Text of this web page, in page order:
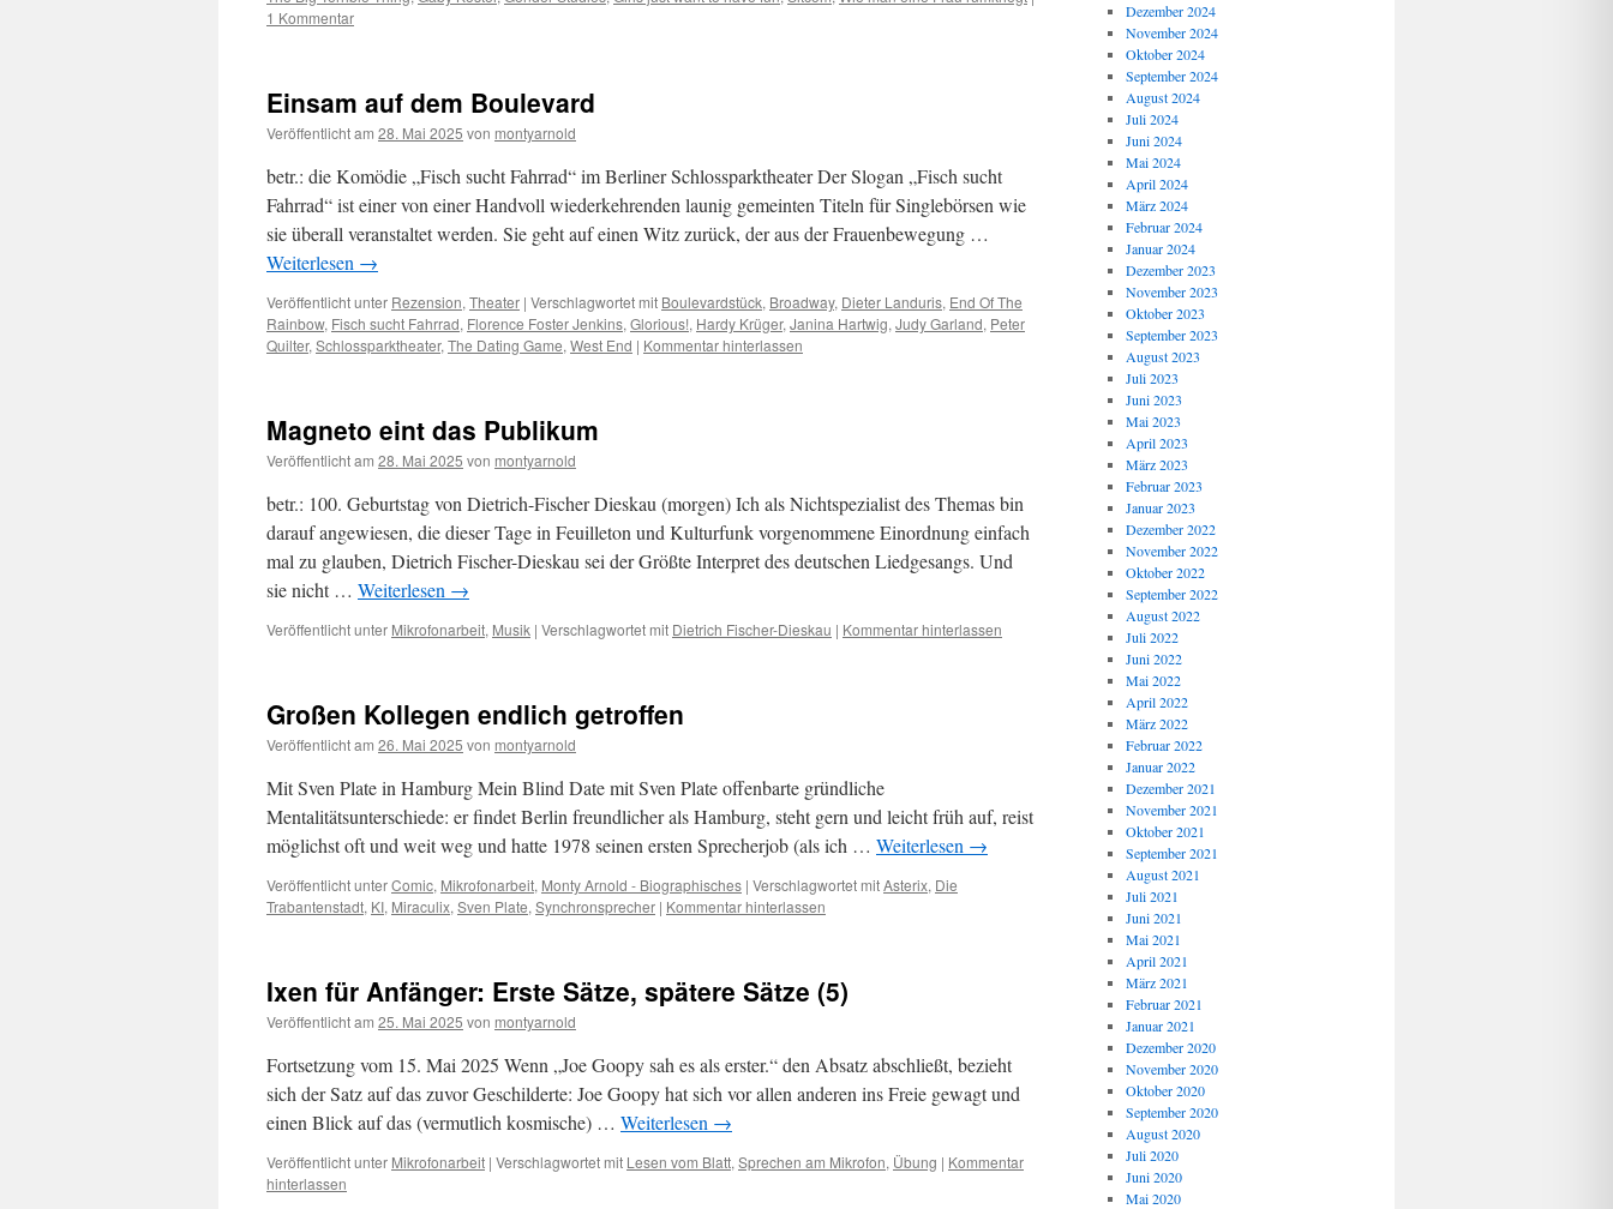
1 Kommentar
Einsam auf dem Boulevard
Veröffentlicht am 28. Mai 2025 von montyarnold
betr.: die Komödie „Fisch sucht Fahrrad“ im Berliner Schlossparktheater Der Slogan „Fisch sucht
Fahrrad“ ist einer von einer Handvoll wiederkehrenden launig gemeinten Titeln für Singlebörsen wie
sie überall veranstaltet werden. Sie geht auf einen Witz zurück, der aus der Frauenbewegung …
Weiterlesen →
Veröffentlicht unter Rezension, Theater | Verschlagwortet mit Boulevardstück, Broadway, Dieter Landuris, End Of The
Rainbow, Fisch sucht Fahrrad, Florence Foster Jenkins, Glorious!, Hardy Krüger, Janina Hartwig, Judy Garland, Peter
Quilter, Schlossparktheater, The Dating Game, West End | Kommentar hinterlassen
Magneto eint das Publikum
Veröffentlicht am 28. Mai 2025 von montyarnold
betr.: 100. Geburtstag von Dietrich-Fischer Dieskau (morgen) Ich als Nichtspezialist des Themas bin
darauf angewiesen, die dieser Tage in Feuilleton und Kulturfunk vorgenommene Einordnung einfach
mal zu glauben, Dietrich Fischer-Dieskau sei der Größte Interpret des deutschen Liedgesangs. Und
sie nicht … Weiterlesen →
Veröffentlicht unter Mikrofonarbeit, Musik | Verschlagwortet mit Dietrich Fischer-Dieskau | Kommentar hinterlassen
Großen Kollegen endlich getroffen
Veröffentlicht am 26. Mai 2025 von montyarnold
Mit Sven Plate in Hamburg Mein Blind Date mit Sven Plate offenbarte gründliche
Mentalitätsunterschiede: er findet Berlin freundlicher als Hamburg, steht gern und leicht früh auf, reist
möglichst oft und weit weg und hatte 1978 seinen ersten Sprecherjob (als ich … Weiterlesen →
Veröffentlicht unterComic, Mikrofonarbeit, Monty Arnold - Biographisches | Verschlagwortet mitAsterix, Die
Trabantenstadt, KI, Miraculix, Sven Plate, Synchronsprecher | Kommentar hinterlassen
Ixen für Anfänger: Erste Sätze, spätere Sätze (5)
Veröffentlicht am 25. Mai 2025 von montyarnold
Fortsetzung vom 15. Mai 2025 Wenn „Joe Goopy sah es als erster.“ den Absatz abschließt, bezieht
sich der Satz auf das zuvor Geschilderte: Joe Goopy hat sich vor allen anderen ins Freie gewagt und
einen Blick auf das (vermutlich kosmische) … Weiterlesen →
Veröffentlicht unter Mikrofonarbeit | Verschlagwortet mit Lesen vom Blatt, Sprechen am Mikrofon, Übung | Kommentar
hinterlassen
Dezember 2024
November 2024
Oktober 2024
September 2024
August 2024
Juli 2024
Juni 2024
Mai 2024
April 2024
März 2024
Februar 2024
Januar 2024
Dezember 2023
November 2023
Oktober 2023
September 2023
August 2023
Juli 2023
Juni 2023
Mai 2023
April 2023
März 2023
Februar 2023
Januar 2023
Dezember 2022
November 2022
Oktober 2022
September 2022
August 2022
Juli 2022
Juni 2022
Mai 2022
April 2022
März 2022
Februar 2022
Januar 2022
Dezember 2021
November 2021
Oktober 2021
September 2021
August 2021
Juli 2021
Juni 2021
Mai 2021
April 2021
März 2021
Februar 2021
Januar 2021
Dezember 2020
November 2020
Oktober 2020
September 2020
August 2020
Juli 2020
Juni 2020
Mai 2020